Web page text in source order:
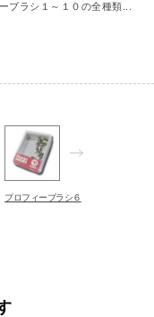
ラシ１～１０の全種類...
プロフィーブラシ６